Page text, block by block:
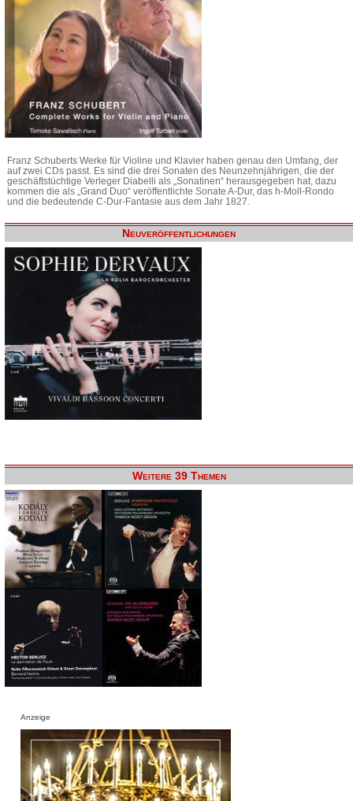
Franz Schuberts Werke für Violine und Klavier haben genau den Umfang, der
auf zwei CDs passt. Es sind die drei Sonaten des Neunzehnjährigen, die der
geschäftstüchtige Verleger Diabelli als „Sonatinen“ herausgegeben hat, dazu
kommen die als „Grand Duo“ veröffentlichte Sonate A-Dur, das h-Moll-Rondo
und die bedeutende C-Dur-Fantasie aus dem Jahr 1827.
Neuveröffentlichungen
Weitere 39 Themen
Anzeige